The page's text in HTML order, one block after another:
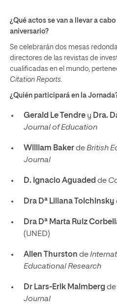
¿Qué actos se van a llevar a
aniversario?
Se celebrarán dos mesas
directores de las revistas de
cualificadas en el mundo,
Citation Reports.
¿Quién participará en la
Gerald Le Tendrey Dra.
Journal of Education
William BakerdeBritish
Journal
D. Ignacio Aguaded de
Dra Dª Liliana Tolchinsky
Dra Dª Marta Ruiz
(UNED)
Allen Thurston de
Educational Research
Dr Lars-Erik Malmberg de
Journal